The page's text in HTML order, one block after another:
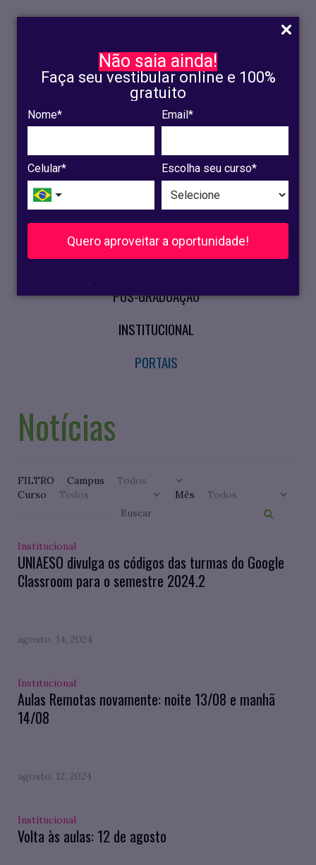
Não saia ainda!
Faça seu vestibular online e 100%
gratuito
Nome* Email*
Celular* Escolha seu curso*
Quero aproveitar a oportunidade!
.
INSCRIÇÃO
OLINDA
RECIFE
VESTIBULAR
CURSOS PRESENCIAIS
PÓS-GRADUAÇÃO
INSTITUCIONAL
PORTAIS
Notícias
FILTRO
Campus
Curso
Mês
Institucional
UNIAESO divulga os códigos das turmas do Google
Classroom para o semestre 2024.2
agosto. 14, 2024
Institucional
Aulas Remotas novamente: noite 13/08 e manhã
14/08
agosto. 12, 2024
Institucional
Volta às aulas: 12 de agosto